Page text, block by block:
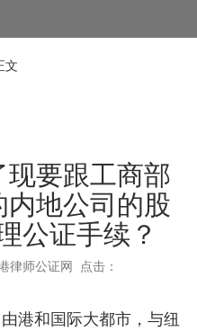
文
要跟工商部
地公司的股
公证手续？
律师公证网 点击：
港和国际大都市，与纽